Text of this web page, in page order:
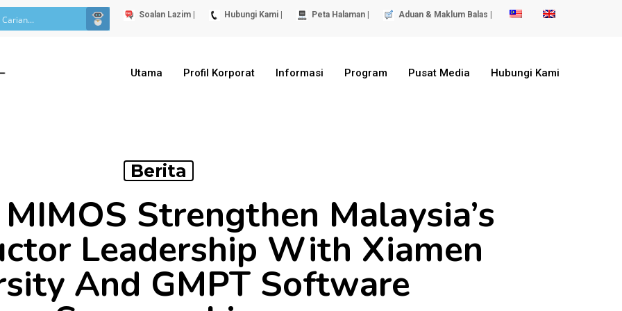
Soalan Lazim | Hubungi Kami | Peta Halaman | Aduan & Maklum Balas |
Utama Profil Korporat Informasi Program Pusat Media Hubungi Kami
Berita
Strengthen Malaysia’s
Leadership With Xiamen
And GMPT Software